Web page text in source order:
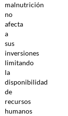
malnutrición
no
afecta
a
sus
inversiones
limitando
la
disponibilidad
de
recursos
humanos